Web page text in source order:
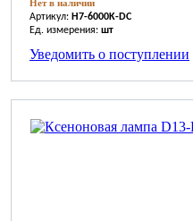
Нет в наличии
Артикул: H7-6000K-DC
Ед. измерения: шт
Уведомить о поступлении